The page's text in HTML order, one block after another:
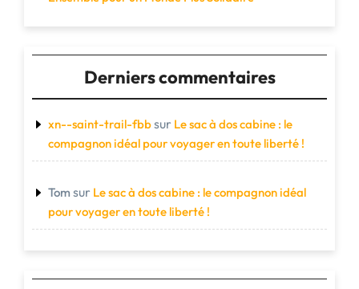
Derniers commentaires
xn--saint-trail-fbbsur Le sac à dos cabine : le
compagnon idéal pour voyager en toute liberté !
Tom sur Le sac à dos cabine : le compagnon idéal
pour voyager en toute liberté !